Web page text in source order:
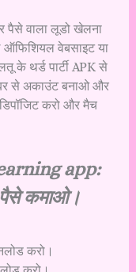
पैसे वाला लूडो खेलना
ऑफिशियल वेबसाइट या
के थर्ड पार्टी APK से
से अकाउंट बनाओ और
करो और मैच
app:
कमाओ।
करो।